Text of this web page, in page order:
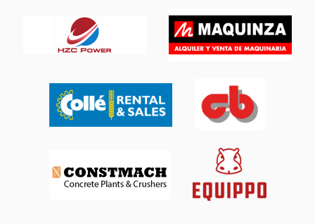
Pilous Arg 230
Wenzel Lh 54
手动 绞车